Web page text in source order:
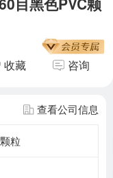
收藏 咨询
查看公司信息
粒